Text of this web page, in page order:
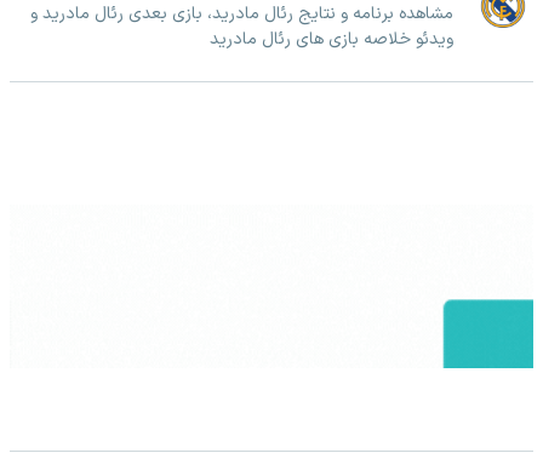
مشاهده برنامه و نتایج رئال مادرید، بازی بعدی رئال مادرید و
ویدئو خلاصه بازی های رئال مادرید